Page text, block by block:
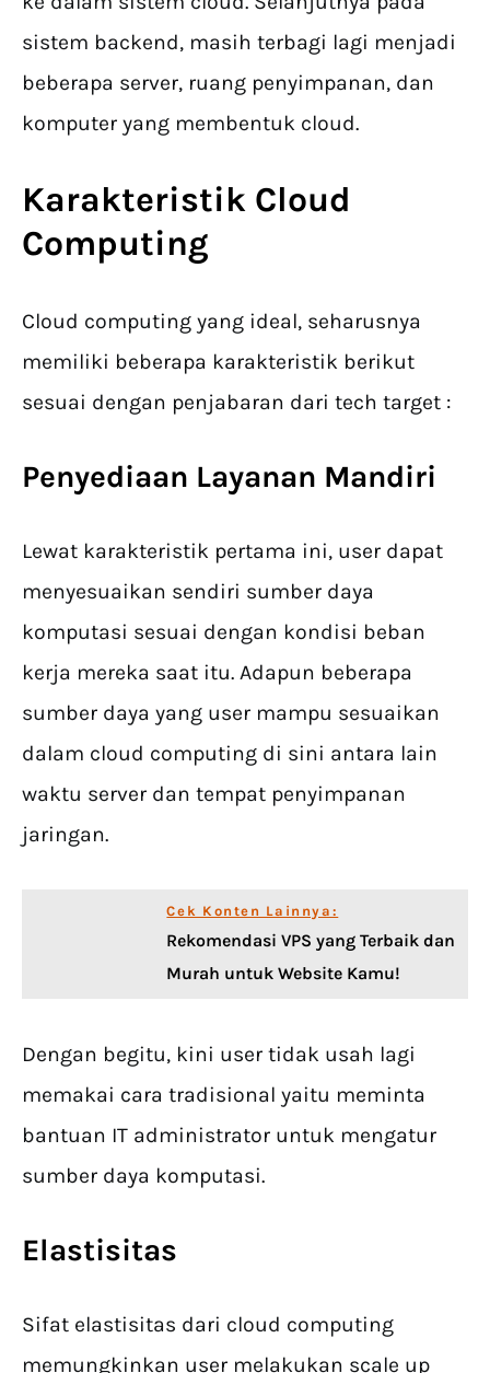
sistem backend, masih terbagi lagi menjadi
beberapa server, ruang penyimpanan, dan
komputer yang membentuk cloud.
Karakteristik Cloud
Computing
Cloud computing yang ideal, seharusnya
memiliki beberapa karakteristik berikut
sesuai dengan penjabaran dari tech target :
Penyediaan Layanan Mandiri
Lewat karakteristik pertama ini, user dapat
menyesuaikan sendiri sumber daya
komputasi sesuai dengan kondisi beban
kerja mereka saat itu. Adapun beberapa
sumber daya yang user mampu sesuaikan
dalam cloud computing di sini antara lain
waktu server dan tempat penyimpanan
jaringan.
Cek Konten Lainnya:
Rekomendasi VPS yang Terbaik dan
Murah untuk Website Kamu!
Dengan begitu, kini user tidak usah lagi
memakai cara tradisional yaitu meminta
bantuan IT administrator untuk mengatur
sumber daya komputasi.
Elastisitas
Sifat elastisitas dari cloud computing
memungkinkan user melakukan scale up